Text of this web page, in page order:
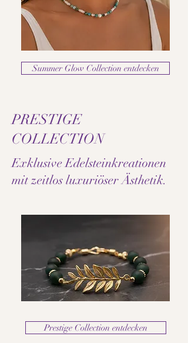
Summer Glow Collection entdecken
PRESTIGE
COLLECTION
Exklusive Edelsteinkreationen
mit zeitlos luxuriöser Ästhetik.
Prestige Collection entdecken